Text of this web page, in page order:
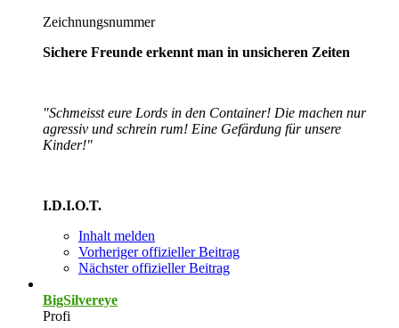
Zeichnungsnummer
Sichere Freunde erkennt man in unsicheren Zeiten
"Schmeisst eure Lords in den Container! Die machen nur
agressiv und schrein rum! Eine Gefärdung für unsere
Kinder!"
I.D.I.O.T.
Inhalt melden
Vorheriger offizieller Beitrag
Nächster offizieller Beitrag
BigSilvereye
Profi